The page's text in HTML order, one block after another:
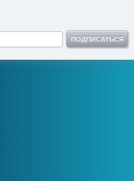
ПОДПИСАТЬСЯ